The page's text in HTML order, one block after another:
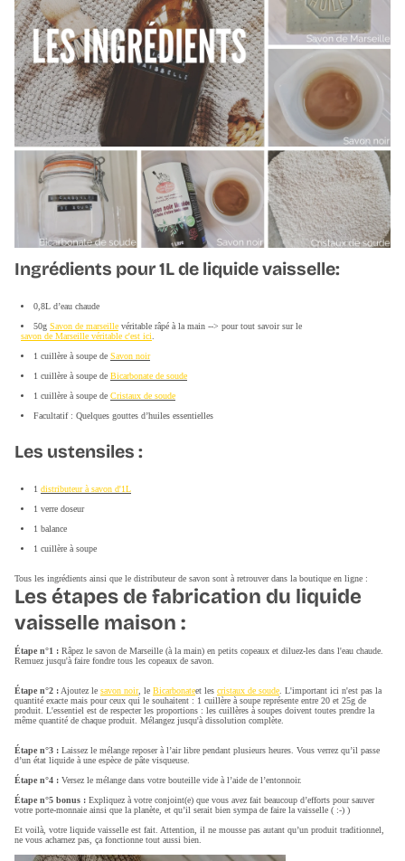
Ingrédients pour 1L de liquide vaisselle:
0,8L d’eau chaude
50g Savon de marseille véritable râpé à la main --> pour tout savoir sur le
savon de Marseille véritable c'est ici.
1 cuillère à soupe de Savon noir
1 cuillère à soupe de Bicarbonate de soude
1 cuillère à soupe de Cristaux de soude
Facultatif : Quelques gouttes d’huiles essentielles
Les ustensiles :
1 distributeur à savon d'1L
1 verre doseur
1 balance
1 cuillère à soupe
Tous les ingrédients ainsi que le distributeur de savon sont à retrouver dans la boutique en ligne :
Les étapes de fabrication du liquide
vaisselle maison :
Étape n°1 : Râpez le savon de Marseille (à la main) en petits copeaux et diluez-les dans l'eau chaude.
Remuez jusqu'à faire fondre tous les copeaux de savon.
Étape n°2 :Ajoutez le savon noir, le Bicarbonateet les cristaux de soude. L'important ici n'est pas la
quantité exacte mais pour ceux qui le souhaitent : 1 cuillère à soupe représente entre 20 et 25g de
produit. L'essentiel est de respecter les proportions : les cuillères à soupes doivent toutes prendre la
même quantité de chaque produit. Mélangez jusqu'à dissolution complète.
Étape n°3 : Laissez le mélange reposer à l’air libre pendant plusieurs heures. Vous verrez qu’il passe
d’un état liquide à une espèce de pâte visqueuse.
Étape n°4 : Versez le mélange dans votre bouteille vide à l’aide de l’entonnoir.
Étape n°5 bonus : Expliquez à votre conjoint(e) que vous avez fait beaucoup d’efforts pour sauver
votre porte-monnaie ainsi que la planète, et qu’il serait bien sympa de faire la vaisselle ( :-) )
Et voilà, votre liquide vaisselle est fait. Attention, il ne mousse pas autant qu’un produit traditionnel,
ne vous acharnez pas, ça fonctionne tout aussi bien.